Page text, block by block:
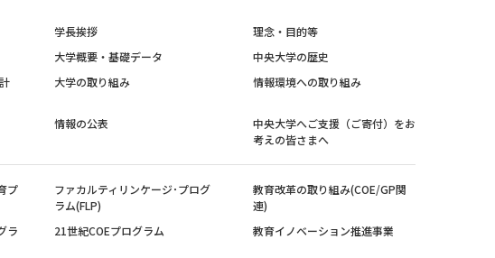
学長挨拶
理念・目的等
大学概要・基礎データ
中央大学の歴史
大学の取り組み 情報環境への取り組み
情報の公表
中央大学へご支援（ご寄付）をお
考えの皆さまへ
プ
ファカルティリンケージ･プログ
ラム(FLP)
教育改革の取り組み(COE/GP関
連)
ラ
21世紀COEプログラム 教育イノベーション推進事業